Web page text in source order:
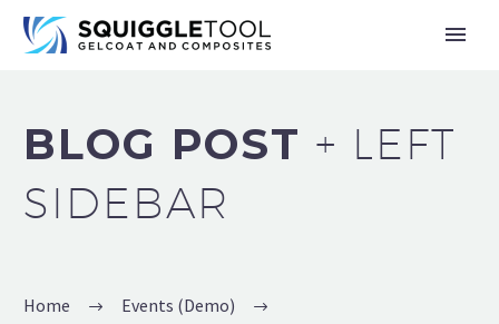
BLOG POST + LEFT
SIDEBAR
Home
Events (Demo)